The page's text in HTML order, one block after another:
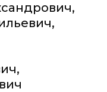
,
,
,